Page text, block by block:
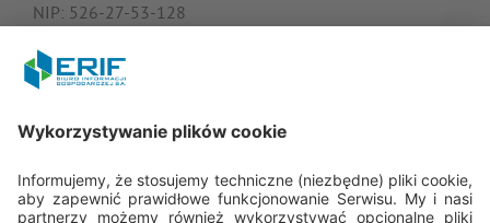
NIP: 526-27-53-128
REGON: 015613573